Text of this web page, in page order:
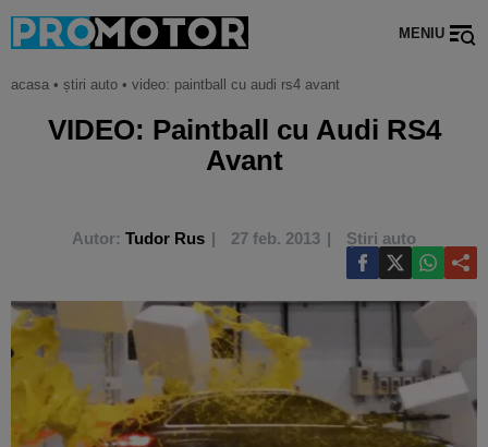
MENIU
acasa • știri auto • video: paintball cu audi rs4 avant
VIDEO: Paintball cu Audi RS4
Avant
Autor: Tudor Rus 27 feb. 2013 Știri auto